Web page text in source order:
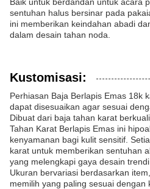
sentuhan halus bersinar pada
ini memberikan keindahan abadi
dalam desain tahan noda.
Kustomisasi:
Perhiasan Baja Berlapis Emas 18k
dapat disesuaikan agar sesuai
Dibuat dari baja tahan karat
Tahan Karat Berlapis Emas ini
kenyamanan bagi kulit sensitif.
karat untuk memberikan sentuhan
yang melengkapi gaya desain
Ukuran bervariasi berdasarkan
memilih yang paling sesuai dengan